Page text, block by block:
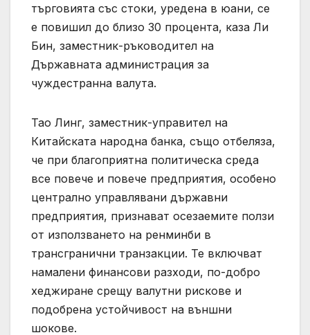
търговията със стоки, уредена в юани, се
е повишил до близо 30 процента, каза Ли
Бин, заместник-ръководител на
Държавната администрация за
чуждестранна валута.
Тао Линг, заместник-управител на
Китайската народна банка, също отбеляза,
че при благоприятна политическа среда
все повече и повече предприятия, особено
централно управлявани държавни
предприятия, признават осезаемите ползи
от използването на ренминби в
трансгранични транзакции. Те включват
намалени финансови разходи, по-добро
хеджиране срещу валутни рискове и
подобрена устойчивост на външни
шокове.